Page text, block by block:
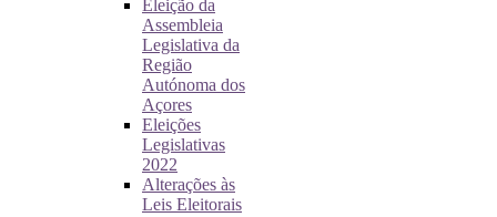
Eleição da
Assembleia
Legislativa da
Região
Autónoma dos
Açores
Eleições
Legislativas
2022
Alterações às
Leis Eleitorais